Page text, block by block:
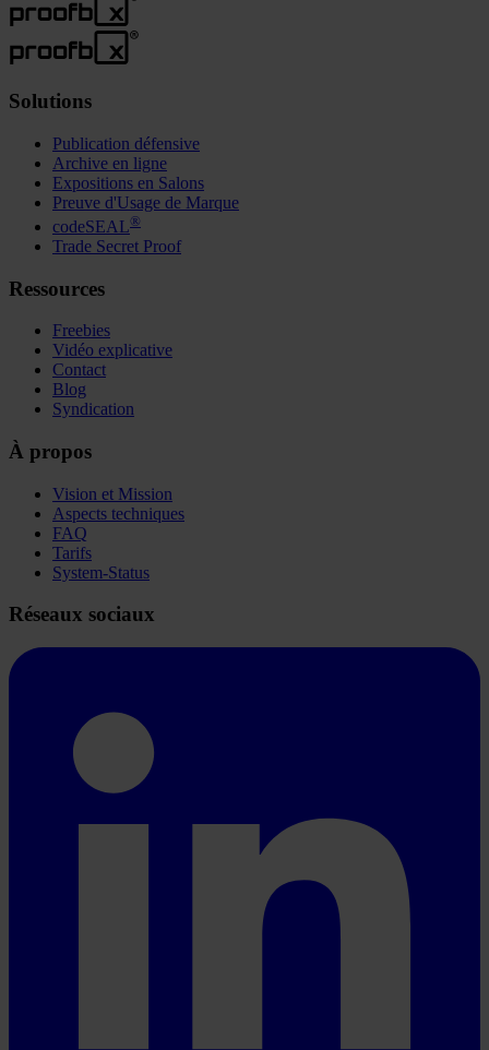
Solutions
Publication défensive
Archive en ligne
Expositions en Salons
Preuve d'Usage de Marque
codeSEAL®
Trade Secret Proof
Ressources
Freebies
Vidéo explicative
Contact
Blog
Syndication
À propos
Vision et Mission
Aspects techniques
FAQ
Tarifs
System-Status
Réseaux sociaux